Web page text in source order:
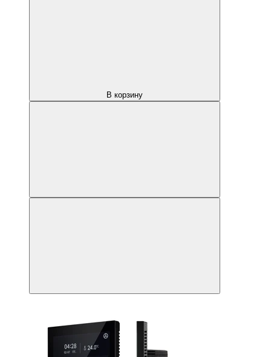
В корзину